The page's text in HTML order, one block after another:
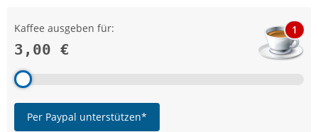
Kaffee ausgeben für:
3,00 €
1
Per Paypal unterstützen*